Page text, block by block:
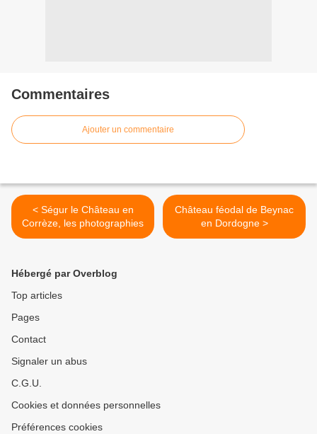
Commentaires
Ajouter un commentaire
< Ségur le Château en
Corrèze, les photographies
Château féodal de Beynac
en Dordogne >
Hébergé par Overblog
Top articles
Pages
Contact
Signaler un abus
C.G.U.
Cookies et données personnelles
Préférences cookies